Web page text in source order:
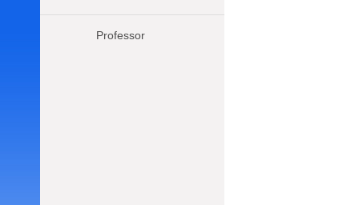
Professor